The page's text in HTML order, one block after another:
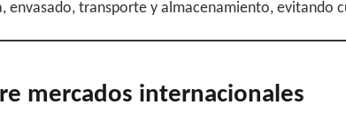
envasado, transporte y almacenamiento, evitando
mercados internacionales